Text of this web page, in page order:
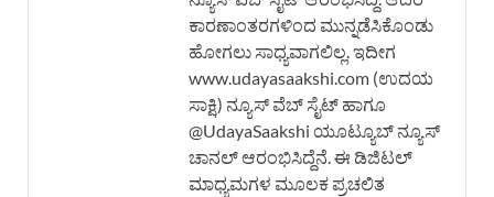
ಕಾರಣಾಂತರಗಳಿಂದ ಮುನ್ನಡೆಸಿಕೊಂಡು
ಹೋಗಲು ಸಾಧ್ಯವಾಗಲಿಲ್ಲ. ಇದೀಗ
www.udayasaakshi.com (ಉದಯ
ಸಾಕ್ಷಿ) ನ್ಯೂಸ್ ವೆಬ್ ಸೈಟ್ ಹಾಗೂ
@UdayaSaakshi ಯೂಟ್ಯೂಬ್ ನ್ಯೂಸ್
ಚಾನಲ್ ಆರಂಭಿಸಿದ್ದೆನೆ. ಈ ಡಿಜಿಟಲ್
ಮಾಧ್ಯಮಗಳ ಮೂಲಕ ಪ್ರಚಲಿತ